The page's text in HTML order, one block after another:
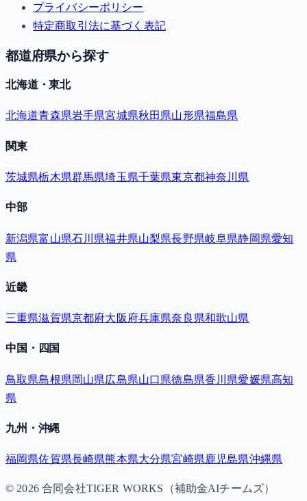
プライバシーポリシー
特定商取引法に基づく表記
都道府県から探す
北海道・東北
北海道青森県岩手県宮城県秋田県山形県福島県
関東
茨城県栃木県群馬県埼玉県千葉県東京都神奈川県
中部
新潟県富山県石川県福井県山梨県長野県岐阜県静岡県愛知
県
近畿
三重県滋賀県京都府大阪府兵庫県奈良県和歌山県
中国・四国
鳥取県島根県岡山県広島県山口県徳島県香川県愛媛県高知
県
九州・沖縄
福岡県佐賀県長崎県熊本県大分県宮崎県鹿児島県沖縄県
© 2026合同会社TIGER WORKS（補助金AIチームズ）